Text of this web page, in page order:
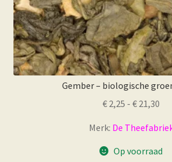
Gember – biologische
€ 2,25 - € 21,30
tot
€
Merk: De
Op voorraad